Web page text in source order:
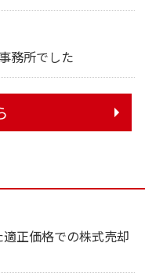
務所でした
正価格での株式売却